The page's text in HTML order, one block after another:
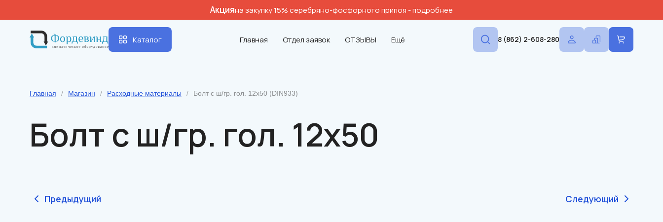
Акцияна закупку 15% серебряно-фосфорного припоя - подробнее
Каталог Главная Отдел заявок ОТЗЫВЫ Ещё 8 (862) 2-608-280
Главная / Магазин / Расходные материалы / Болт с ш/гр. гол. 12х50 (DIN933)
Болт с ш/гр. гол. 12х50
Предыдущий Следующий